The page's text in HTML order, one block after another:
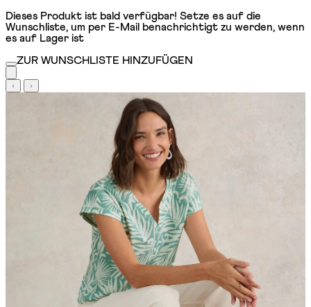
Dieses Produkt ist bald verfügbar! Setze es auf die
Wunschliste, um per E-Mail benachrichtigt zu werden, wenn
es auf Lager ist
ZUR WUNSCHLISTE HINZUFÜGEN